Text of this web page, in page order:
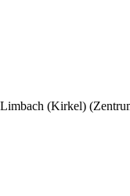
(Kirkel)